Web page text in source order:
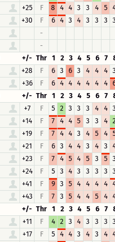
+25 F 8 4 4 3 3 4 5
+30 F 6 4 3 4 3 3 3
-
-
+/- Thr 1 2 3 4 5 6 7
+28 F 6 3 6 3 4 4 4
+36 F 6 4 4 4 4 4 4
+/- Thr 1 2 3 4 5 6 7
+7 F 5 2 3 3 3 4 4
+14 F 7 4 4 5 3 3 4
+19 F 7 4 4 3 4 5 4
+21 F 6 3 4 4 3 4 3
+23 F 7 4 5 4 5 3 5
+24 F 5 3 4 3 3 3 3
+41 F 9 3 5 4 4 4 4
+43 F 7 3 5 4 4 5 4
+/- Thr 1 2 3 4 5 6 7
+11 F 4 2 3 4 3 3 3
+17 F 5 4 4 3 4 3 4